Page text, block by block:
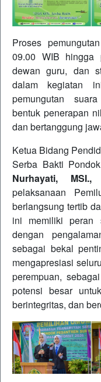
Proses
09.00 WIB hingga
dewan guru, dan
dalam kegiatan
pemungutan
bentuk penerapan
dan bertanggung
Ketua Bidang
Serba Bakti
Nurhayati, MSI.,
pelaksanaan
berlangsung tertib
ini memiliki peran
dengan
sebagai bekal
mengapresiasi
perempuan,
potensi besar
berintegritas, dan